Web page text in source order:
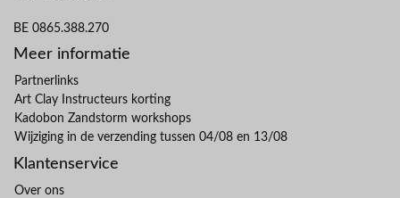
BE 0865.388.270
Meer informatie
Partnerlinks
Art Clay Instructeurs korting
Kadobon Zandstorm workshops
Wijziging in de verzending tussen 04/08 en 13/08
Klantenservice
Over ons